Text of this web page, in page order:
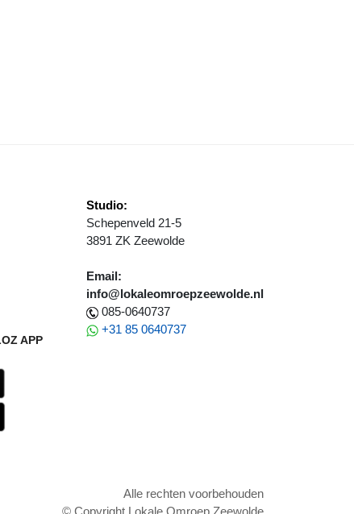
ZEEWOLDE WERKT AAN NIEUW VRIJWILLIGERSBELEID EN
APP
Studio:
Schepenveld 21-5
3891 ZK Zeewolde
Email:
info@lokaleomroepzeewolde.nl
085-0640737
+31 85 0640737
Alle rechten voorbehouden